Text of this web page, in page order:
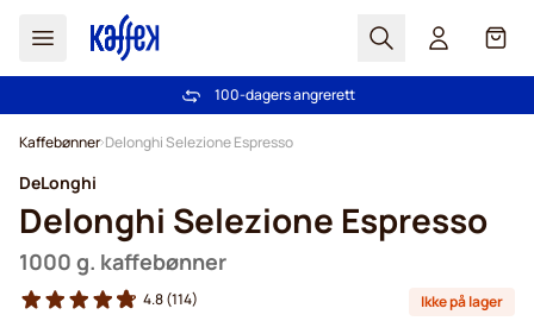
Søk Cart
Gratis frakt over kr 599
100-dagers angrerett
Kaffebønner Delonghi Selezione Espresso
DeLonghi
Delonghi Selezione Espresso
1000 g. kaffebønner
4.8(114) Ikke på lager